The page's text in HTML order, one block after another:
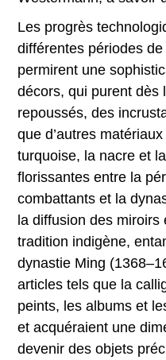
Les progrès
différentes périodes
permirent une
décors, qui purent dès
repoussés, des
que d’autres
turquoise, la nacre et
florissantes entre la
combattants et la
la diffusion des miroirs
tradition indigène,
dynastie Ming
articles tels que la
peints, les albums et
et acquéraient une
devenir des objets